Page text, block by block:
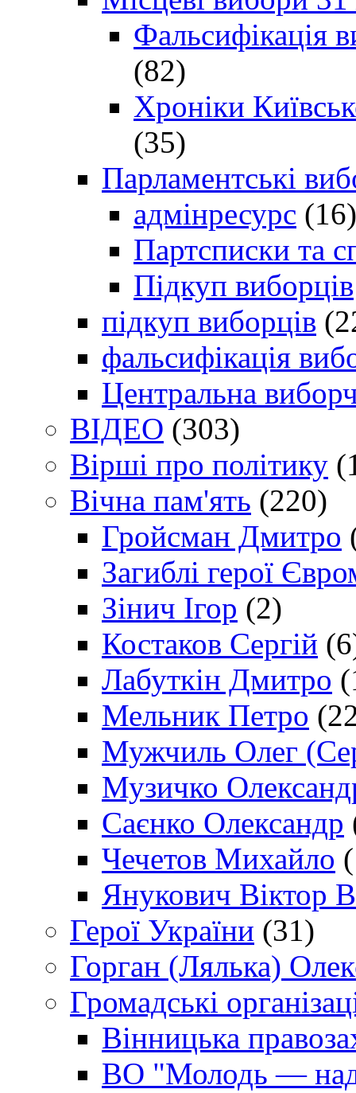
Фальсифікація
(82)
Хроніки
(35)
Парламентські
адмінресурс (16)
Партсписки та
Підкуп виборців
підкуп виборців
фальсифікація
Центральна
ВІДЕО (303)
Вірші про політику
Вічна пам'ять (220)
Гройсман Дмитро
Загиблі герої
Зінич Ігор (2)
Костаков Сергій
Лабуткін Дмитро
Мельник Петро
Мужчиль Олег
Музичко
Саєнко Олександр
Чечетов Михайло
Янукович Віктор
Герої України (31)
Горган (Лялька)
Громадські
Вінницька
ВО "Молодь —